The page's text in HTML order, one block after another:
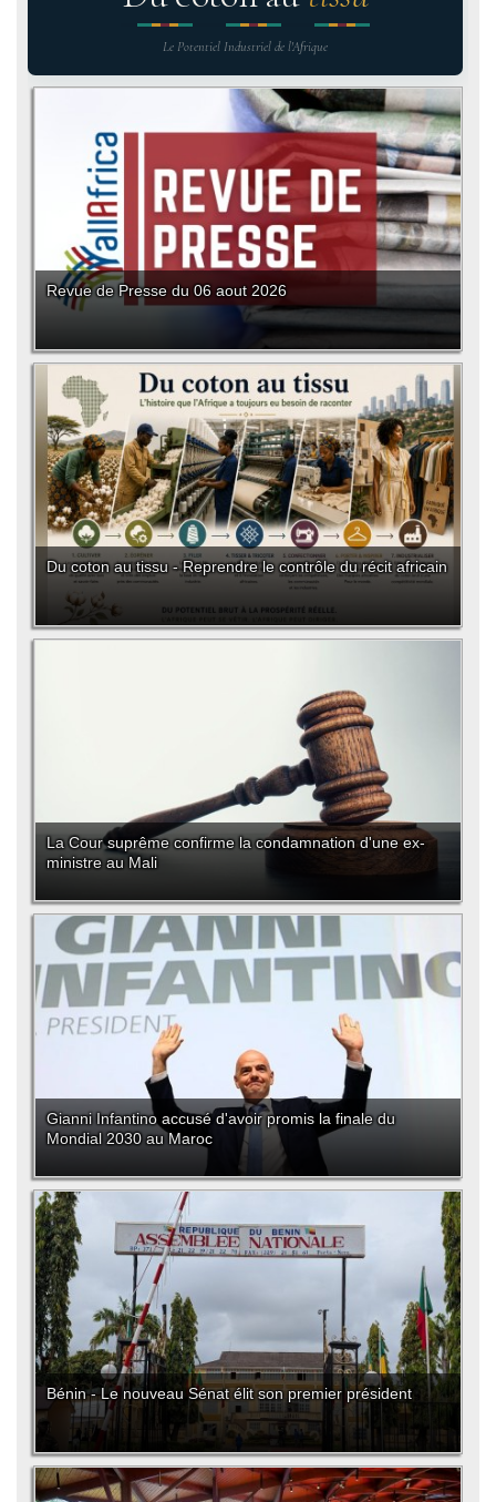
Le Potentiel Industriel de l'Afrique
Revue de Presse du 06 aout 2026
Du coton au tissu - Reprendre le contrôle du récit africain
La Cour suprême confirme la condamnation d'une ex-
ministre au Mali
Gianni Infantino accusé d'avoir promis la finale du
Mondial 2030 au Maroc
Bénin - Le nouveau Sénat élit son premier président